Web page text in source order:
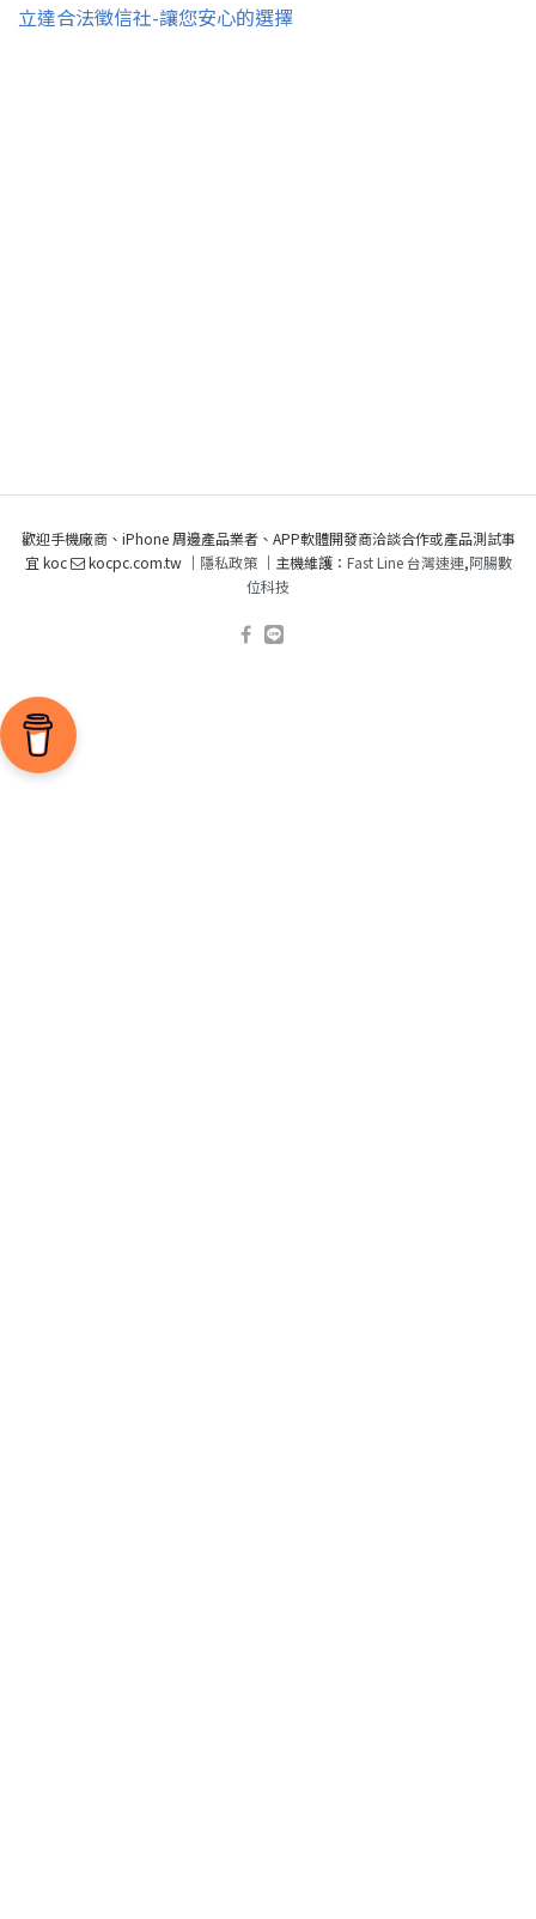
立達合法徵信社-讓您安心的選擇
歡迎手機廠商、iPhone 周邊產品業者、APP軟體開發商洽談合作或產品測試事
宜 koc
kocpc.com.tw ｜ 隱私政策｜主機維護： Fast Line 台灣速連,阿腸數
位科技